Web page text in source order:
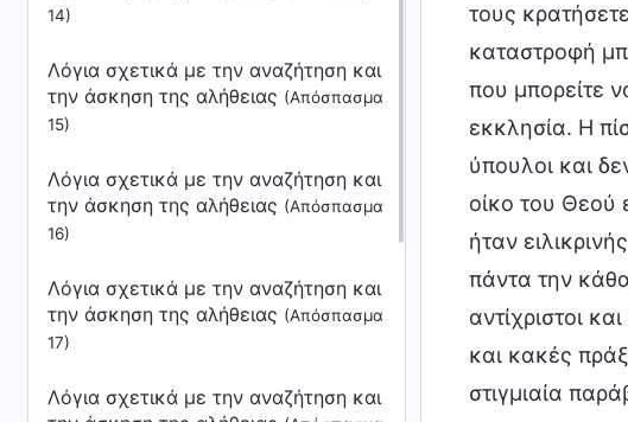
14)
Λόγια σχετικά με την αναζήτηση και
την άσκηση της αλήθειας (Απόσπασμα
15)
Λόγια σχετικά με την αναζήτηση και
την άσκηση της αλήθειας (Απόσπασμα
16)
Λόγια σχετικά με την αναζήτηση και
την άσκηση της αλήθειας (Απόσπασμα
17)
Λόγια σχετικά με την αναζήτηση και